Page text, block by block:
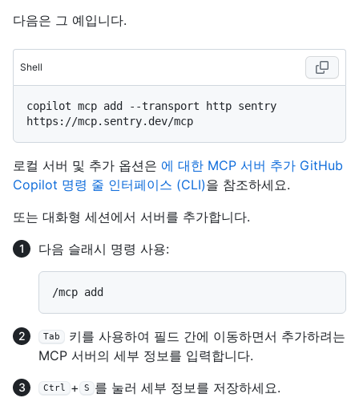
다음은 그 예입니다.
Shell
copilot mcp add --transport http sentry
로컬 서버 및 추가 옵션은 에 대한 MCP 서버 추가 GitHub
Copilot 명령 줄 인터페이스 (CLI)을 참조하세요.
또는 대화형 세션에서 서버를 추가합니다.
다음 슬래시 명령 사용:
Tab
키를 사용하여 필드 간에 이동하면서 추가하려는
MCP 서버의 세부 정보를 입력합니다.
Ctrl + S
를 눌러 세부 정보를 저장하세요.